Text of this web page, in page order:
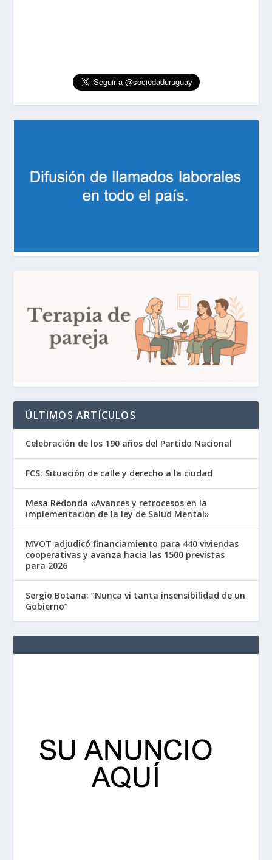
ÚLTIMOS ARTÍCULOS
Celebración de los 190 años del Partido Nacional
FCS: Situación de calle y derecho a la ciudad
Mesa Redonda «Avances y retrocesos en la
implementación de la ley de Salud Mental»
MVOT adjudicó financiamiento para 440 viviendas
cooperativas y avanza hacia las 1500 previstas
para 2026
Sergio Botana: “Nunca vi tanta insensibilidad de un
Gobierno”